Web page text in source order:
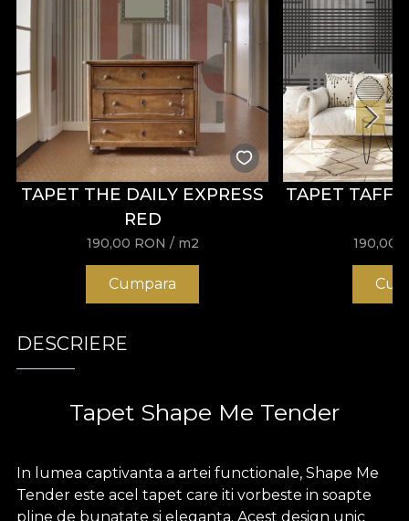
TAPET THE DAILY EXPRESS
RED
190,00 RON / m2
Cumpara
TAPET
190,00
DESCRIERE
Tapet Shape Me Tender
In lumea captivanta a artei functionale, Shape Me
Tender este acel tapet care iti vorbeste in soapte
pline de bunatate si eleganta. Acest design unic